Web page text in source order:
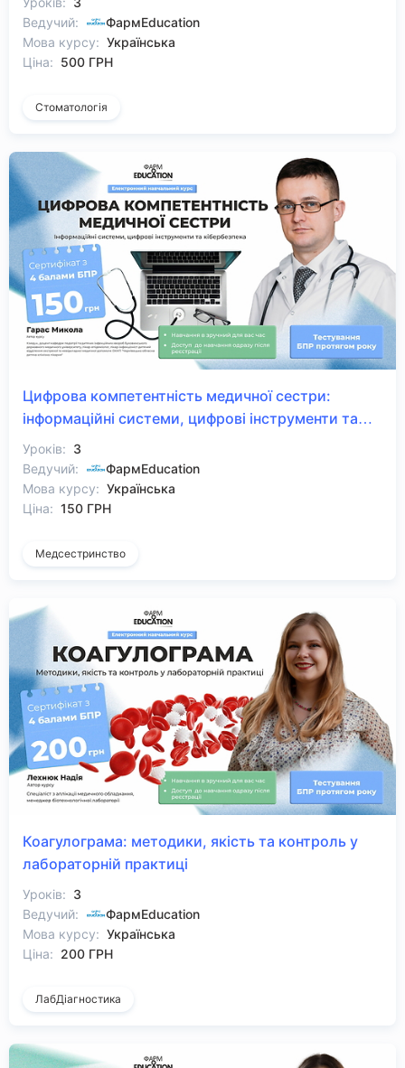
Ведучий:
ФармEducation
Мова курсу: Українська
Ціна: 500 ГРН
Стоматологія
Цифрова компетентність медичної сестри:
інформаційні системи, цифрові інструменти та
кібербезпека
Уроків: 3
Ведучий:
ФармEducation
Мова курсу: Українська
Ціна: 150 ГРН
Медсестринство
Коагулограма: методики, якість та контроль у
лабораторній практиці
Уроків: 3
Ведучий:
ФармEducation
Мова курсу: Українська
Ціна: 200 ГРН
ЛабДіагностика